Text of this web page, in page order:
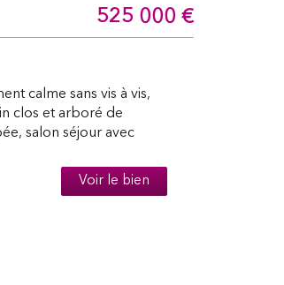
525 000 €
calme sans vis à vis,
clos et arboré de
salon séjour avec
Voir le bien